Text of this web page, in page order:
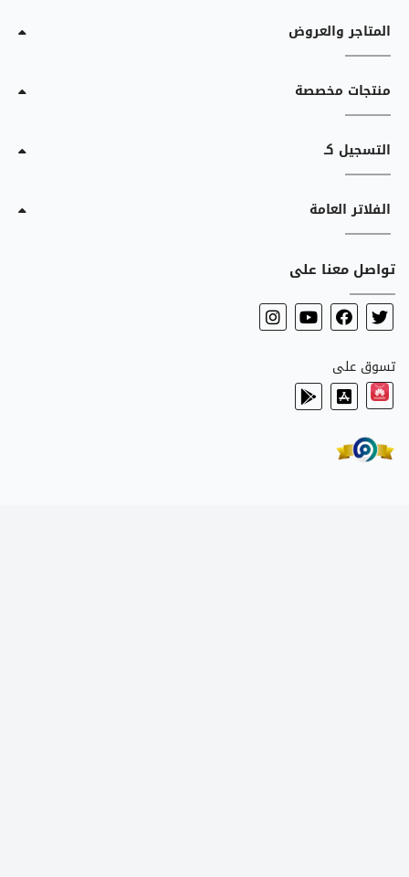
المتاجر والعروض
منتجات مخصصة
التسجيل كـ
الفلاتر العامة
تواصل معنا على
تسوق على